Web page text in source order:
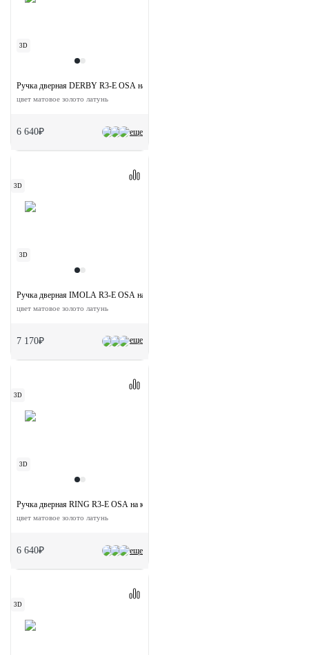
3D
еще
Ручка дверная DERBY R3-E OSA на круглой розетке
цвет матовое золото латунь
6 640₽
3D
3D
еще
Ручка дверная IMOLA R3-E OSA на круглой розетке
цвет матовое золото латунь
7 170₽
3D
3D
еще
Ручка дверная RING R3-E OSA на круглой розетке
цвет матовое золото латунь
6 640₽
3D